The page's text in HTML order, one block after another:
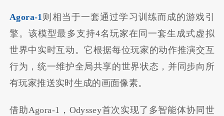
Agora-1 则相当于一套通过学习训练而成的游戏引
擎。该模型最多支持4名玩家在同一套生成式虚拟
世界中实时互动。它根据每位玩家的动作推演交互
行为，统一维护全局共享的世界状态，并同步向所
有玩家推送实时生成的画面像素。
借助Agora-1，Odyssey首次实现了多智能体协同世